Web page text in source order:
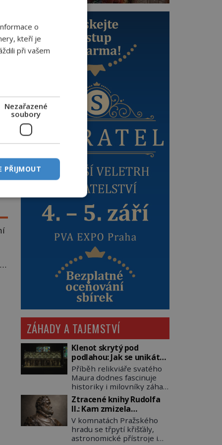
ZÁHADY A TAJEMSTVÍ
Klenot skrytý pod
podlahou: Jak se unikátní
románský poklad dostal
do zapadlého Bečova?
Příběh relikviáře svatého
Maura dodnes fascinuje
historiky i milovníky záhad
po celém světě. Tato
románská zlatnická
památka ze 13. století je
po českých korunovačních
klenotech druhým
nejcennějším movitým
Ztracené knihy Rudolfa
II.: Kam zmizela
nejzáhadnější knihovna
Evropy?
V komnatách Pražského
hradu se třpytí křišťály,
astronomické přístroje i
o
kteří je
při vašem
Nezařazené
soubory
PŘIJMOUT